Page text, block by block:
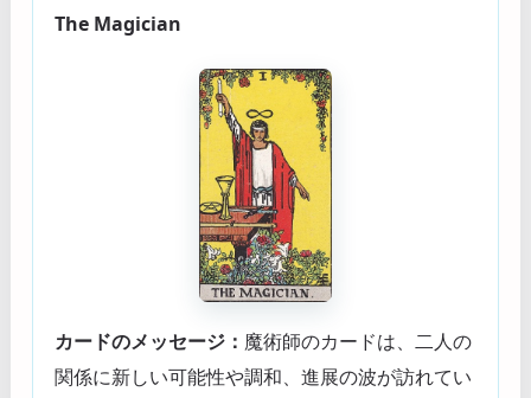
The Magician
カードのメッセージ： 魔術師のカードは、二人の
関係に新しい可能性や調和、進展の波が訪れてい